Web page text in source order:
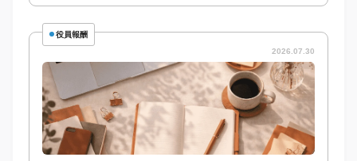
役員報酬
2026.07.30